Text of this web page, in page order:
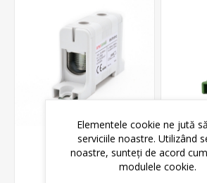
CU-
Elementele cookie ne jută
serviciile noastre. Utilizând
noastre, sunteți de acord
modulele cookie.